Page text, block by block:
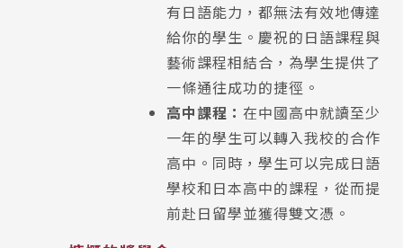
有日語能力，都無法有效地傳達
給你的學生。慶祝的日語課程與
藝術課程相結合，為學生提供了
一條通往成功的捷徑。
高中課程： 在中國高中就讀至少
一年的學生可以轉入我校的合作
高中。同時，學生可以完成日語
學校和日本高中的課程，從而提
前赴日留學並獲得雙文憑。